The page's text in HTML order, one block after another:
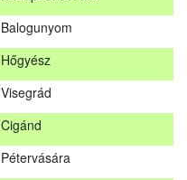
Balogunyom
Hőgyész
Visegrád
Cigánd
Pétervására
Felsőtárkány
Baranyajenő
Arló
Várdomb
Szentgál